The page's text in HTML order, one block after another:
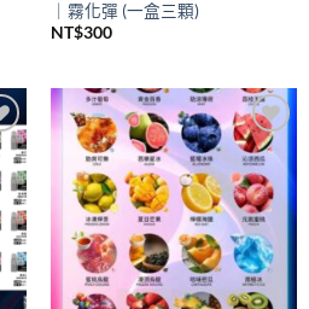
｜霧化彈 (一盒三顆)
NT$300
Add to
wishlist